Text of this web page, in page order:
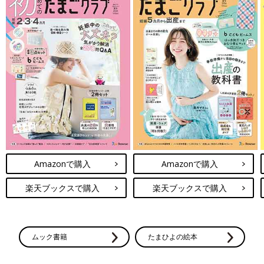
Amazonで購入
楽天ブックスで購入
Amazonで購入
楽天ブックスで購入
ムック書籍 たまひよの絵本